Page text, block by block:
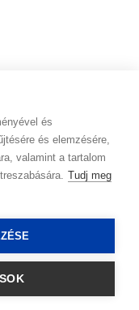
és
és elemzésére,
valamint a tartalom
Tudj meg